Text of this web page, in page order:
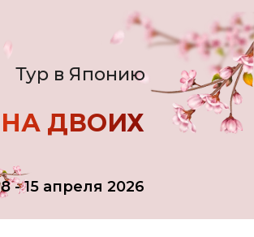
Тур в Японию
8 - 15 апреля 2026
НА ДВОИХ